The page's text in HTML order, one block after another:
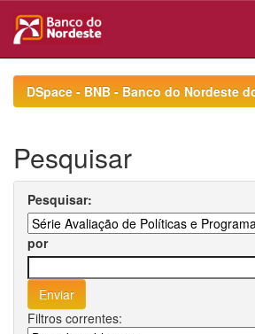
navigationDSpace - BNB - Banco do Nordeste
Pesquisar
Pesquisar:
por
Filtros correntes: